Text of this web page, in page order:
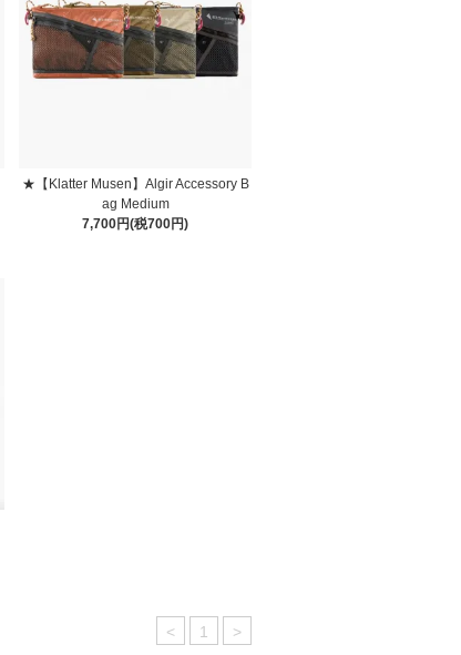
★【Klatter Musen】Algir Accessory B
ag Medium
7,700円(税700円)
< 1 >